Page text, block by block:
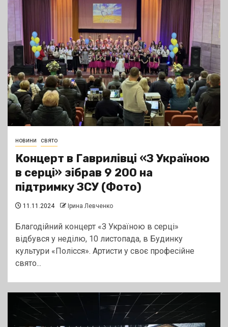
новини свято
Концерт в Гаврилівці «З Україною
в серці» зібрав 9 200 на
підтримку ЗСУ (Фото)
11.11.2024 Ірина Левченко
Благодійний концерт «З Україною в серці»
відбувся у неділю, 10 листопада, в Будинку
культури «Полісся». Артисти у своє професійне
свято...